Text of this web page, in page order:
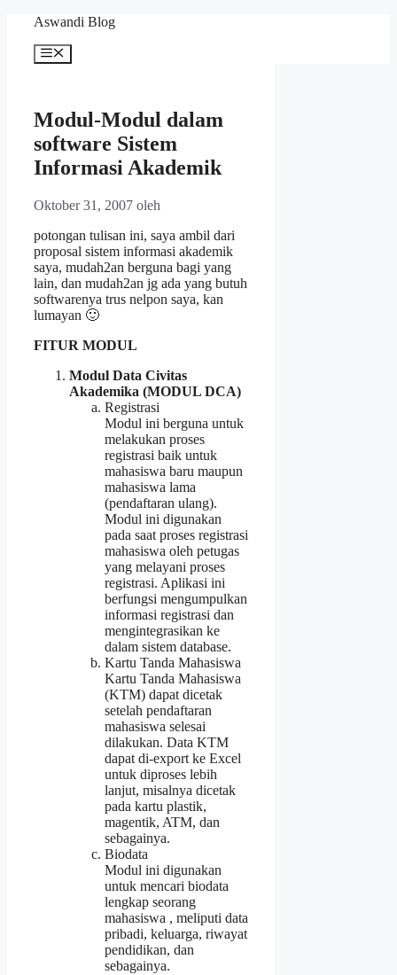
Langsung
Aswandi Blog
Menu
Modul-Modul dalam
software Sistem
Informasi Akademik
Oktober 31, 2007 oleh
potongan tulisan ini, saya ambil dari
proposal sistem informasi akademik
saya, mudah2an berguna bagi yang
lain, dan mudah2an jg ada yang butuh
softwarenya trus nelpon saya, kan
lumayan 🙂
FITUR MODUL
Modul Data Civitas
Akademika (MODUL DCA)
Registrasi
Modul ini berguna untuk
melakukan proses
registrasi baik untuk
mahasiswa baru maupun
mahasiswa lama
(pendaftaran ulang).
Modul ini digunakan
pada saat proses registrasi
mahasiswa oleh petugas
yang melayani proses
registrasi. Aplikasi ini
berfungsi mengumpulkan
informasi registrasi dan
mengintegrasikan ke
dalam sistem database.
Kartu Tanda Mahasiswa
Kartu Tanda Mahasiswa
(KTM) dapat dicetak
setelah pendaftaran
mahasiswa selesai
dilakukan. Data KTM
dapat di-export ke Excel
untuk diproses lebih
lanjut, misalnya dicetak
pada kartu plastik,
magentik, ATM, dan
sebagainya.
Biodata
Modul ini digunakan
untuk mencari biodata
lengkap seorang
mahasiswa , meliputi data
pribadi, keluarga, riwayat
pendidikan, dan
sebagainya.